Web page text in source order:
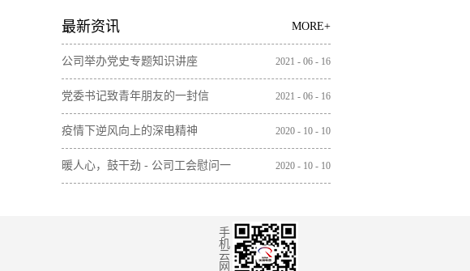
最新资讯 MORE+
公司举办党史专题知识讲座 2021 - 06 - 16
党委书记致青年朋友的一封信 2021 - 06 - 16
疫情下逆风向上的深电精神 2020 - 10 - 10
暖人心，鼓干劲 - 公司工会慰问一 2020 - 10 - 10
手
机
云
网